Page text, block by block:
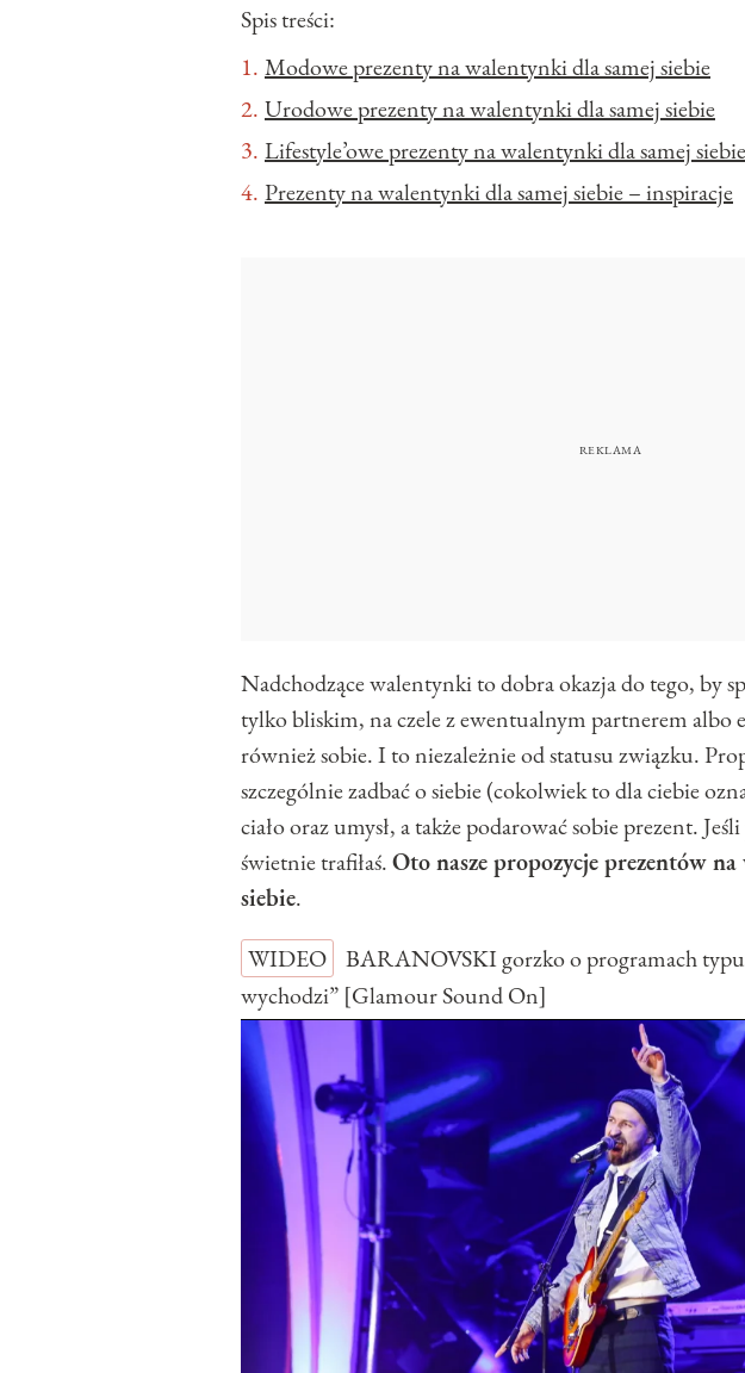
Spis treści:
Modowe prezenty na walentynki dla samej siebie
Urodowe prezenty na walentynki dla samej siebie
Lifestyle’owe prezenty na walentynki dla samej siebie
Prezenty na walentynki dla samej siebie – inspiracje
Nadchodzące walentynki to dobra okazja do tego, by
tylko bliskim, na czele z ewentualnym partnerem albo
również sobie. I to niezależnie od statusu związku.
szczególnie zadbać o siebie (cokolwiek to dla ciebie
ciało oraz umysł, a także podarować sobie prezent.
świetnie trafiłaś.Oto nasze propozycje prezentów
siebie.
WIDEO
BARANOVSKI gorzko o programach
wychodzi” [Glamour Sound On]